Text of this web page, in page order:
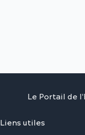
Le Portail de
Liens utiles